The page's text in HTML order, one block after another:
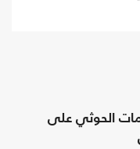
الحوثي على